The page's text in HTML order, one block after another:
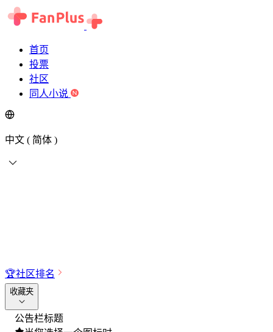
首页
投票
社区
同人小说
中文 ( 简体 )
🏆社区排名
收藏夹
公告栏标题